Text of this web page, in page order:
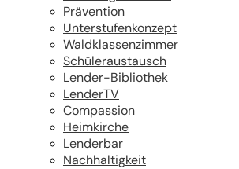
Prävention
Unterstufenkonzept
Waldklassenzimmer
Schüleraustausch
Lender-Bibliothek
LenderTV
Compassion
Heimkirche
Lenderbar
Nachhaltigkeit